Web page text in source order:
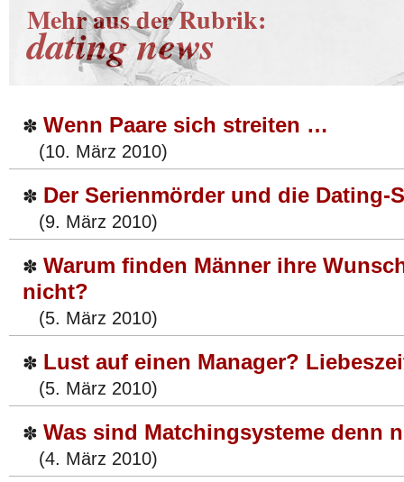
Mehr aus der Rubrik:
dating news
✽ Wenn Paare sich streiten …
(10. März 2010)
✽ Der Serienmörder und die Dating-
(9. März 2010)
✽ Warum finden Männer ihre
nicht?
(5. März 2010)
✽ Lust auf einen Manager?
(5. März 2010)
✽ Was sind Matchingsysteme denn
(4. März 2010)